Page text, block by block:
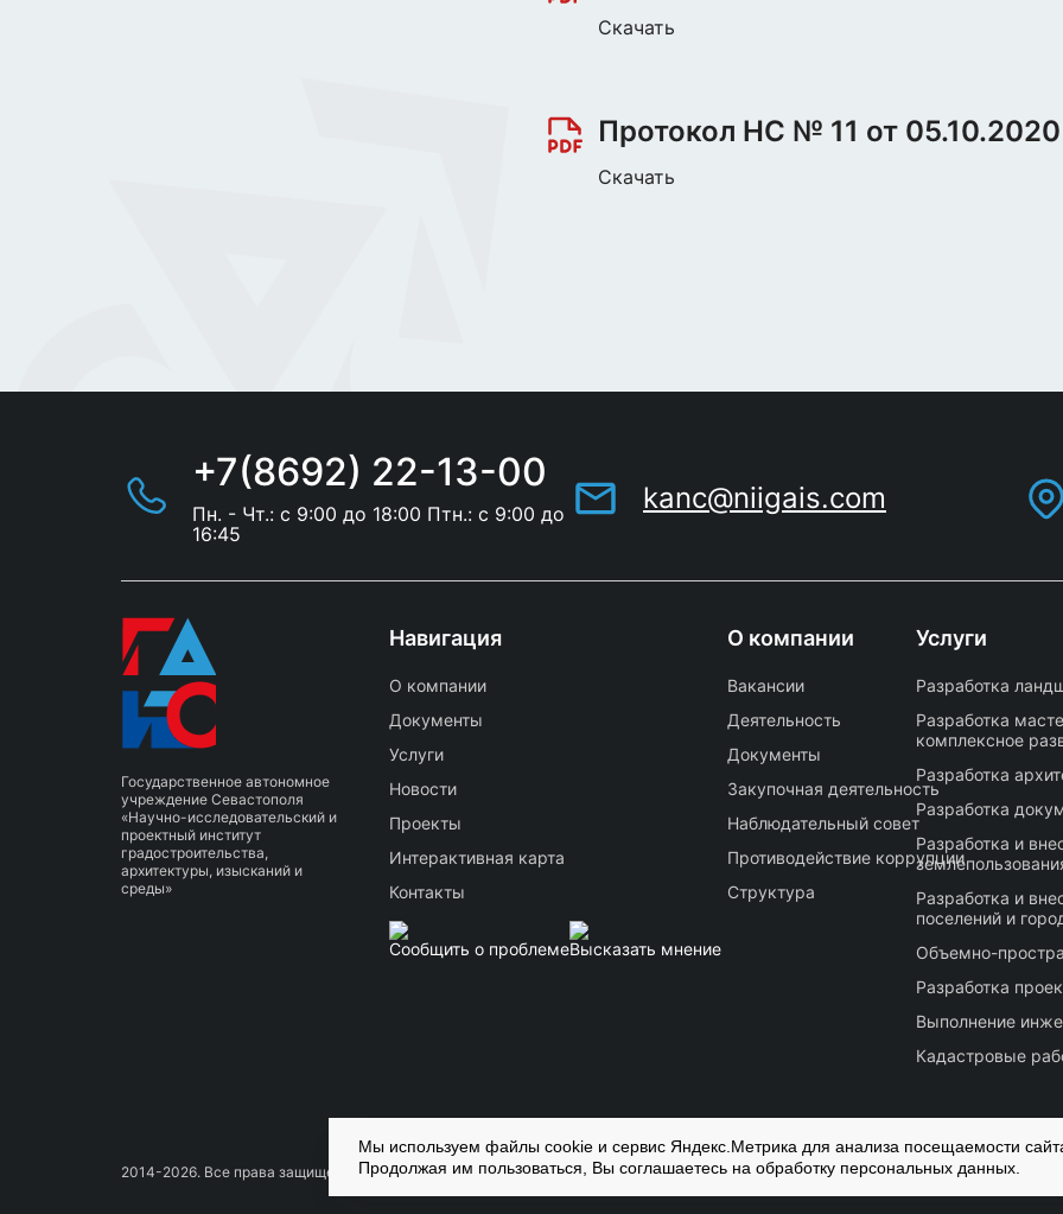
Скачать
Протокол НС № 11 от 05.10.2020
Скачать
+7(8692) 22-13-00
Пн. - Чт.: с 9:00 до 18:00 Птн.: с 9:00 до
16:45
kanc@niigais.com
Государственное автономное
учреждение Севастополя
«Научно-исследовательский и
проектный институт
градостроительства,
архитектуры, изысканий и
среды»
Навигация
О компании
Документы
Услуги
Новости
Проекты
Интерактивная карта
Контакты
Сообщить о проблемеВысказать мнение
О компании
Вакансии
Деятельность
Документы
Закупочная деятельность
Наблюдательный совет
Противодействие коррупции
Структура
Услуги
Разработка
Разработка
комплексное
Разработка
Разработка
Разработка и
Разработка и
поселений и
Объемно-
Разработка
Выполнение
Кадастровые
2014-2026. Все права защищены Копирование материалов запрещено Политика конфиденциальности
Мы используем файлы cookie и сервис Яндекс.Метрика для анализа посещаемости
Продолжая им пользоваться, Вы соглашаетесь на обработку персональных данных.